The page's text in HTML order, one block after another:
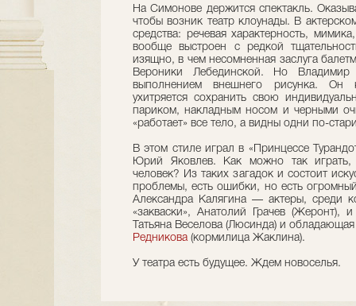
На Симонове держится спектакль.
чтобы возник театр клоунады. В
средства: речевая характерность,
вообще выстроен с редкой
изящно, в чем несомненная заслуга
Вероники Лебединской. Но
выполнением внешнего рисунка. Он
ухитряется сохранить свою
париком, накладным носом и черными
«работает» все тело, а видны одни по-
В этом стиле играл в «Принцессе
Юрий Яковлев. Как можно так
человек? Из таких загадок и состоит
проблемы, есть ошибки, но есть
Александра Калягина — актеры, среди
«закваски», Анатолий Грачев (Жеронт),
Татьяна Веселова (Люсинда) и
Редникова(кормилица Жаклина).
У театра есть будущее. Ждем новоселья.